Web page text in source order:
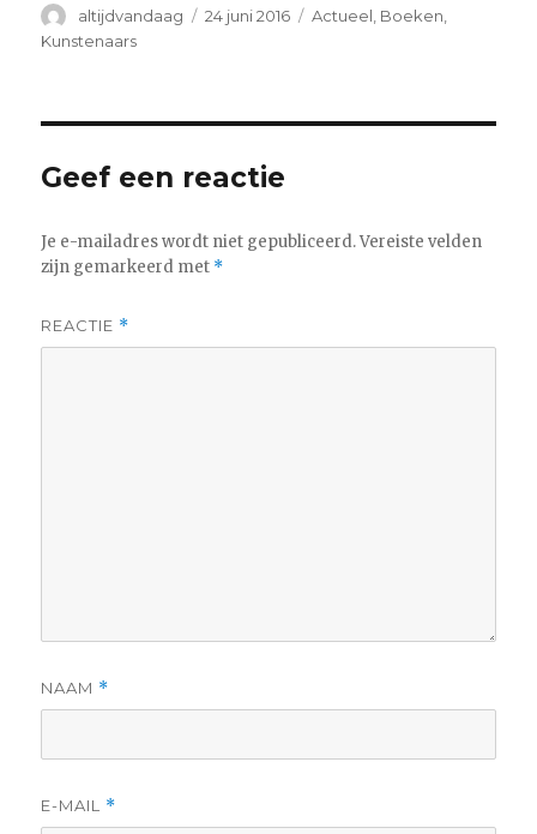
Auteur
altijdvandaag
Geplaatst
24 juni 2016 Categorieën
Actueel Boeken
Kunstenaars
Geef een reactie
Je e-mailadres wordt niet gepubliceerd. Vereiste velden
zijn gemarkeerd met *
REACTIE *
NAAM *
E-MAIL *